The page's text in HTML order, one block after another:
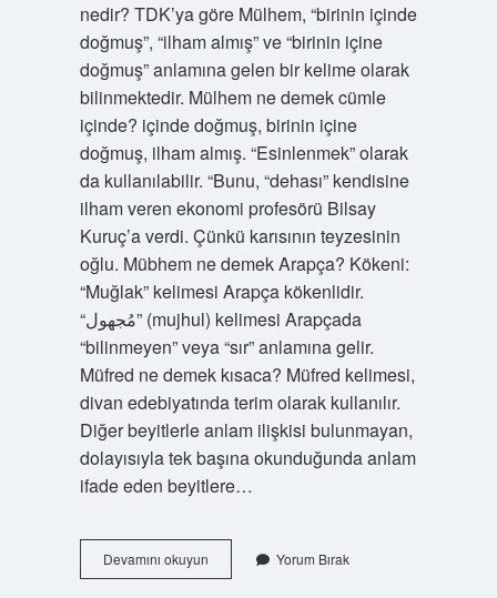
nedir? TDK’ya göre Mülhem, “birinin içinde
doğmuş”, “ilham almış” ve “birinin içine
doğmuş” anlamına gelen bir kelime olarak
bilinmektedir. Mülhem ne demek cümle
içinde? içinde doğmuş, birinin içine
doğmuş, ilham almış. “Esinlenmek” olarak
da kullanılabilir. “Bunu, “dehası” kendisine
ilham veren ekonomi profesörü Bilsay
Kuruç’a verdi. Çünkü karısının teyzesinin
oğlu. Mübhem ne demek Arapça? Kökeni:
“Muğlak” kelimesi Arapça kökenlidir.
“مُجهول” (mujhul) kelimesi Arapçada
“bilinmeyen” veya “sır” anlamına gelir.
Müfred ne demek kısaca? Müfred kelimesi,
divan edebiyatında terim olarak kullanılır.
Diğer beyitlerle anlam ilişkisi bulunmayan,
dolayısıyla tek başına okunduğunda anlam
ifade eden beyitlere…
Devamını okuyunMülhem
Ne
Yorum Bırak